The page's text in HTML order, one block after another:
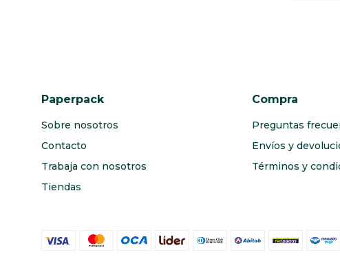
Paperpack
Sobre nosotros
Contacto
Trabaja con nosotros
Tiendas
Compra
Preguntas
Envíos y
Términos y